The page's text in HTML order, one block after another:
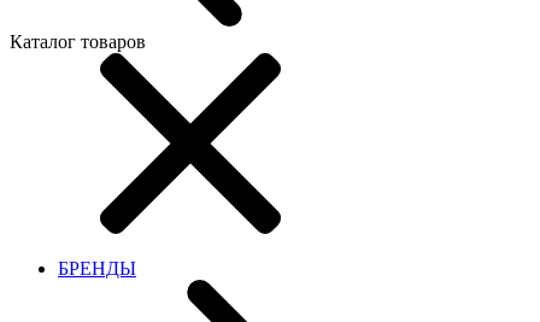
Каталог товаров
БРЕНДЫ